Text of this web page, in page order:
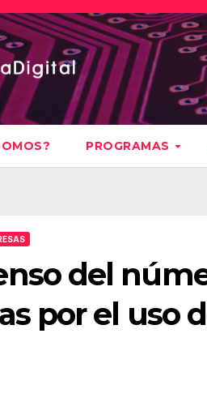
PROGRAMAS
del
por el uso